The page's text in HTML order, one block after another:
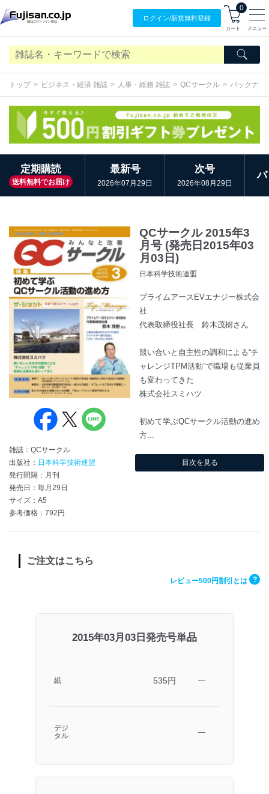
ログイン/新規無料登録
0
カート メニュー
トップ ビジネス・経済 雑誌 人事・総務 雑誌 QCサークル バックナン
定期購読
送料無料でお届け
最新号
2026年07月29日
次号
2026年08月29日
雑誌：QCサークル
出版社： 日本科学技術連盟
発行間隔：月刊
発売日：毎月29日
サイズ：A5
参考価格：792円
QCサークル 2015年3
月号 (発売日2015年03
月03日)
日本科学技術連盟
プライムアースEVエナジー株式会
社
代表取締役社長 鈴木茂樹さん
競い合いと自主性の調和による“チ
ャレンジTPM活動”で職場も従業員
も変わってきた
株式会社スミハツ
初めて学ぶQCサークル活動の進め
方...
目次を見る
ご注文はこちら
レビュー500円割引とは ?
2015年03月03日発売号単品
紙 535円 ―
デジ
タル
―